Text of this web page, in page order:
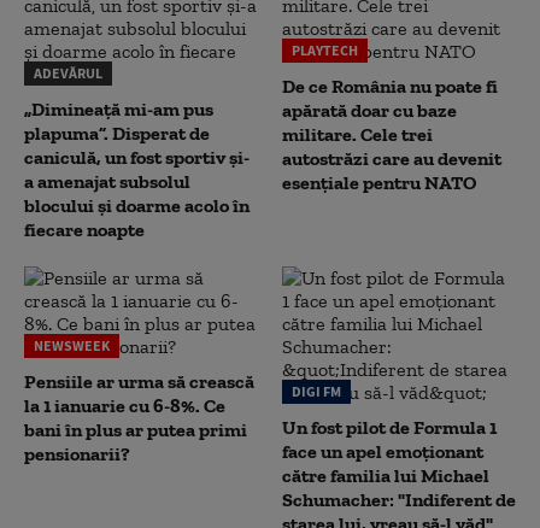
ADEVĂRUL
„Dimineață mi-am pus
plapuma”. Disperat de
caniculă, un fost sportiv și-
a amenajat subsolul
blocului și doarme acolo în
fiecare noapte
PLAYTECH
De ce România nu poate fi
apărată doar cu baze
militare. Cele trei
autostrăzi care au devenit
esențiale pentru NATO
NEWSWEEK
Pensiile ar urma să crească
la 1 ianuarie cu 6-8%. Ce
bani în plus ar putea primi
pensionarii?
DIGI FM
Un fost pilot de Formula 1
face un apel emoționant
către familia lui Michael
Schumacher: "Indiferent de